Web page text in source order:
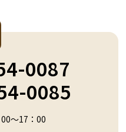
0087
0085
～17：00